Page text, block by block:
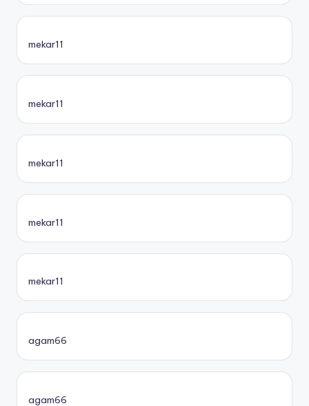
mekar11
mekar11
mekar11
mekar11
mekar11
agam66
agam66